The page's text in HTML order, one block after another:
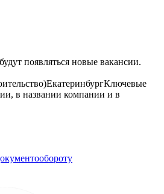
появляться новые вакансии.
ЕкатеринбургКлючевые
в названии компании и в